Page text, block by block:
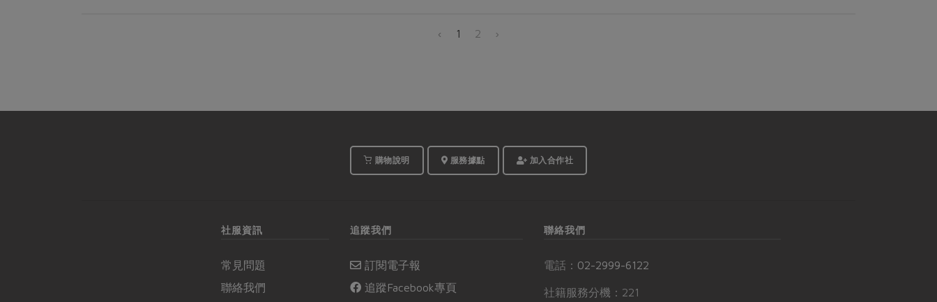
‹ 1 2 ›
購物說明 服務據點 加入合作社
社服資訊
常見問題
聯絡我們
追蹤我們
訂閱電子報
追蹤Facebook專頁
聯絡我們
電話： 02-2999-6122
社籍服務分機：221